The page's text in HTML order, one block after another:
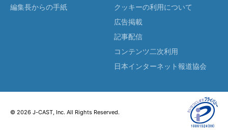
編集長からの手紙
クッキーの利用について
広告掲載
記事配信
コンテンツ二次利用
日本インターネット報道協会
© 2026 J-CAST, Inc. All Rights Reserved.